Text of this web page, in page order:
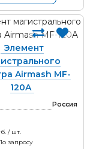
Элемент
Airmash MF-
120A
Россия
/ шт.
запросу